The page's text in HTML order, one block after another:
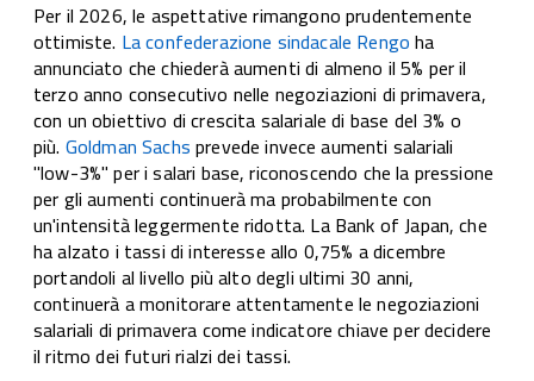
Per il 2026, le aspettative rimangono prudentemente
ottimiste. La confederazione sindacale Rengo ha
annunciato che chiederà aumenti di almeno il 5% per il
terzo anno consecutivo nelle negoziazioni di primavera,
con un obiettivo di crescita salariale di base del 3% o
più. Goldman Sachs prevede invece aumenti salariali
"low-3%" per i salari base, riconoscendo che la pressione
per gli aumenti continuerà ma probabilmente con
un'intensità leggermente ridotta. La Bank of Japan, che
ha alzato i tassi di interesse allo 0,75% a dicembre
portandoli al livello più alto degli ultimi 30 anni,
continuerà a monitorare attentamente le negoziazioni
salariali di primavera come indicatore chiave per decidere
il ritmo dei futuri rialzi dei tassi.